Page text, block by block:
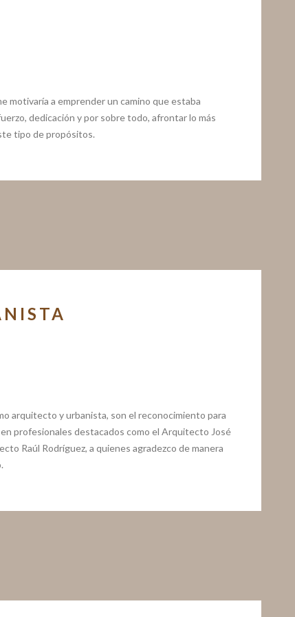
motivaría a emprender un camino que estaba
dedicación y por sobre todo, afrontar lo más
tipo de propósitos.
arquitecto y urbanista, son el reconocimiento para
profesionales destacados como el Arquitecto José
Raúl Rodríguez, a quienes agradezco de manera